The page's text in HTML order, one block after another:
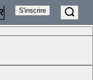
S'inscrire